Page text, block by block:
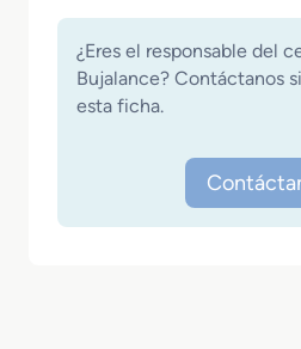
¿Eres el responsable del
Bujalance? Contáctanos
esta ficha.